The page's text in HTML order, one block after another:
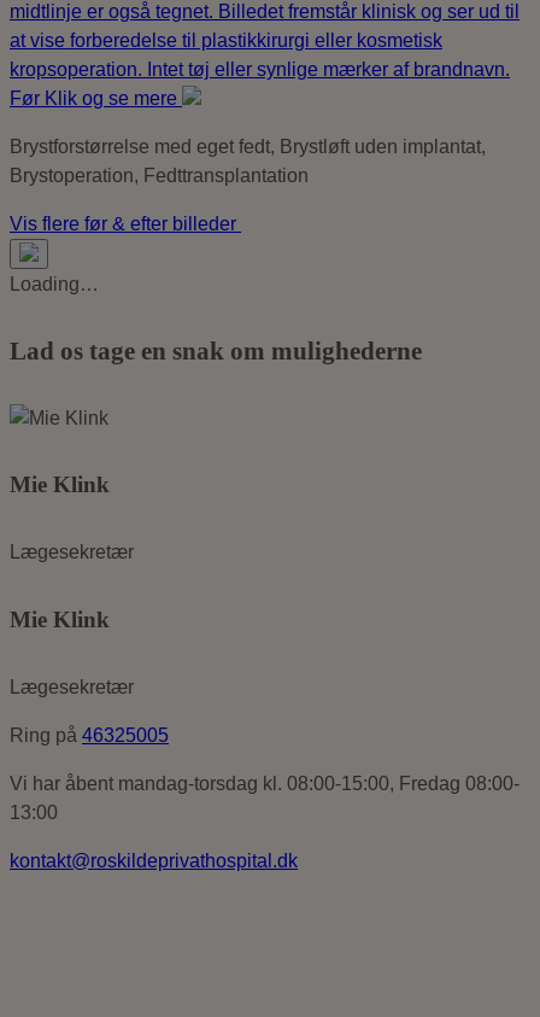
Før Klik og se mere
Brystforstørrelse med eget fedt, Brystløft uden implantat,
Brystoperation, Fedttransplantation
Vis flere før & efter billeder
Loading…
Lad os tage en snak om mulighederne
Mie Klink
Lægesekretær
Mie Klink
Lægesekretær
Ring på 46325005
Vi har åbent mandag-torsdag kl. 08:00-15:00, Fredag 08:00-
13:00
kontakt@roskildeprivathospital.dk